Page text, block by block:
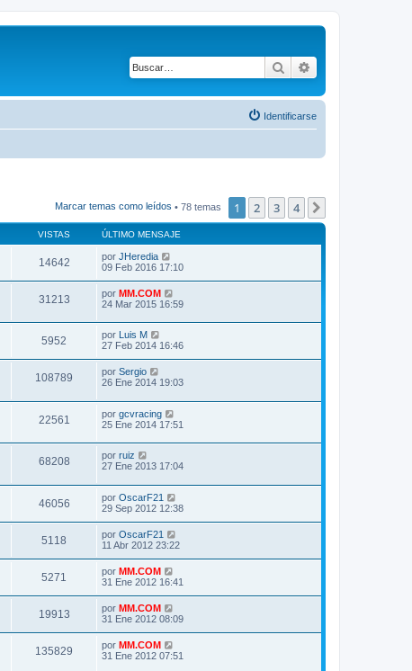
Buscar
Identificarse
Marcar temas como leídos • 78 temas 1 2 3 4
VISTAS ÚLTIMO MENSAJE
14642 por JHeredia
09 Feb 2016 17:10
31213 por MM.COM
24 Mar 2015 16:59
5952 por Luis M
27 Feb 2014 16:46
108789 por Sergio
26 Ene 2014 19:03
22561 por gcvracing
25 Ene 2014 17:51
68208 por ruiz
27 Ene 2013 17:04
46056 por OscarF21
29 Sep 2012 12:38
5118 por OscarF21
11 Abr 2012 23:22
5271 por MM.COM
31 Ene 2012 16:41
19913 por MM.COM
31 Ene 2012 08:09
135829 por MM.COM
31 Ene 2012 07:51